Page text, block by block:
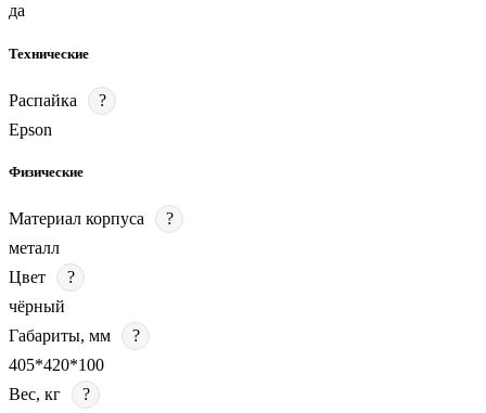
да
Технические
Распайка
?
Epson
Физические
Материал корпуса
?
металл
Цвет
?
чёрный
Габариты, мм
?
405*420*100
Вес, кг
?